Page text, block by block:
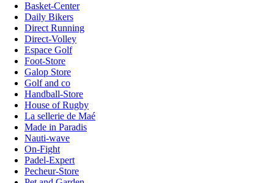
Basket-Center
Daily Bikers
Direct Running
Direct-Volley
Espace Golf
Foot-Store
Galop Store
Golf and co
Handball-Store
House of Rugby
La sellerie de Maé
Made in Paradis
Nauti-wave
On-Fight
Padel-Expert
Pecheur-Store